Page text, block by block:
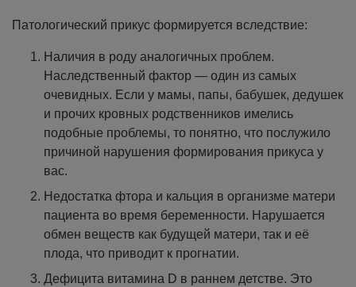
Патологический прикус формируется вследствие:
Наличия в роду аналогичных проблем.
Наследственный фактор — один из самых
очевидных. Если у мамы, папы, бабушек, дедушек
и прочих кровных родственников имелись
подобные проблемы, то понятно, что послужило
причиной нарушения формирования прикуса у
вас.
Недостатка фтора и кальция в организме матери
пациента во время беременности. Нарушается
обмен веществ как будущей матери, так и её
плода, что приводит к прогнатии.
Дефицита витамина D в раннем детстве. Это